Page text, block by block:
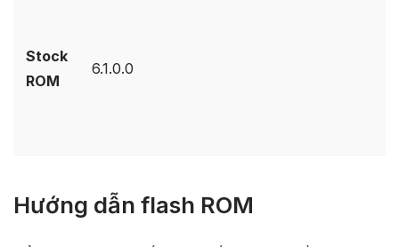
Stock
ROM
6.1.0.0
Hướng dẫn flash ROM